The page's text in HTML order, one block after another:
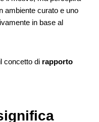
ambiente curato e uno
in base al
concetto di rapporto